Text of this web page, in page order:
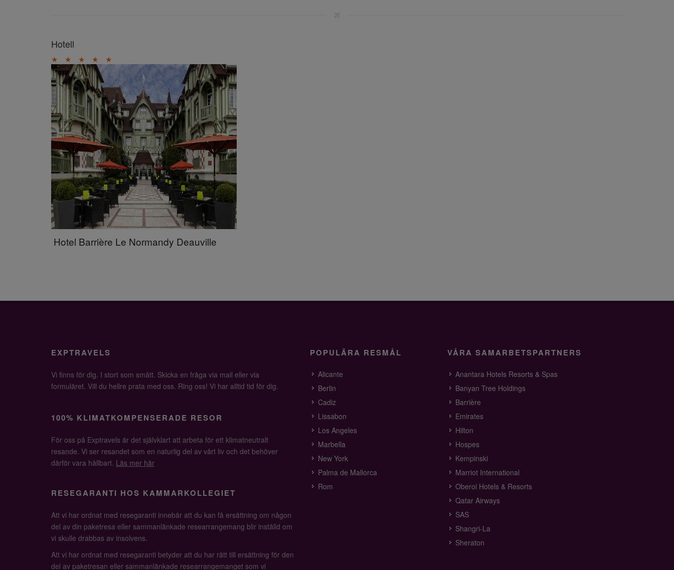
Hotell
★ ★ ★ ★ ★
Hotel Barrière Le Normandy Deauville
EXPTRAVELS
Vi finns för dig. I stort som smått. Skicka en fråga via mail eller via
formuläret. Vill du hellre prata med oss. Ring oss! Vi har alltid tid för dig.
100% KLIMATKOMPENSERADE RESOR
För oss på Exptravels är det självklart att arbeta för ett klimatneutralt
resande. Vi ser resandet som en naturlig del av vårt liv och det behöver
därför vara hållbart. Läs mer här
RESEGARANTI HOS KAMMARKOLLEGIET
Att vi har ordnat med resegaranti innebär att du kan få ersättning om någon
del av din paketresa eller sammanlänkade researrangemang blir inställd om
vi skulle drabbas av insolvens.
Att vi har ordnat med resegaranti betyder att du har rätt till ersättning för den
del av paketresan eller sammanlänkade researrangemanget som vi
POPULÄRA RESMÅL
Alicante
Berlin
Cadiz
Lissabon
Los Angeles
Marbella
New York
Palma de Mallorca
Rom
VÅRA SAMARBETSPARTNERS
Anantara Hotels Resorts & Spas
Banyan Tree Holdings
Barrière
Emirates
Hilton
Hospes
Kempinski
Marriot International
Oberoi Hotels & Resorts
Qatar Airways
SAS
Shangri-La
Sheraton